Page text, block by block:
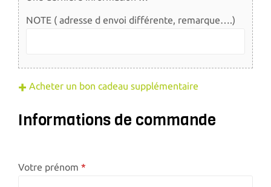
NOTE ( adresse d envoi différente, remarque….)
Acheter un bon cadeau supplémentaire
Informations de commande
Votre prénom